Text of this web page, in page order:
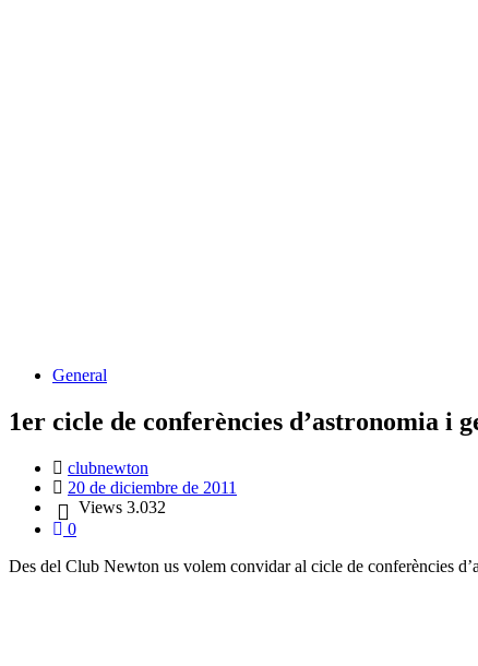
General
1er cicle de conferències d’astronomia i
clubnewton
20 de diciembre de 2011
Views 3.032
0
Des del Club Newton us volem convidar al cicle de conferències